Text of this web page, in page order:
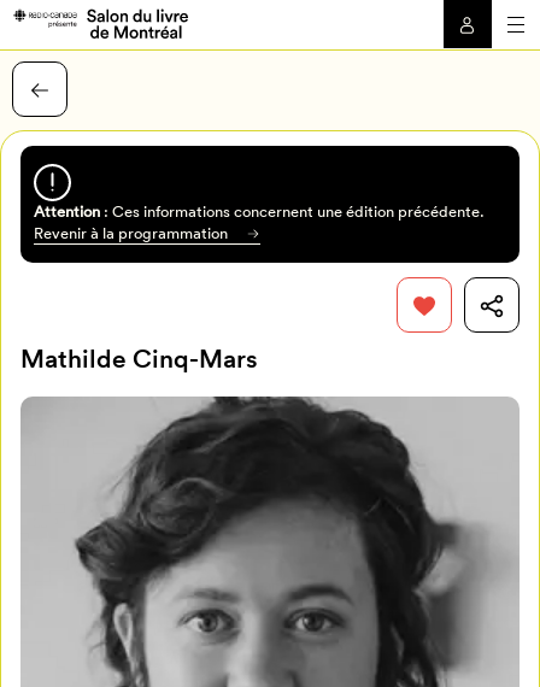
Attention: Ces informations concernent une édition précédente.
Revenir à la programmation
Mathilde Cinq-Mars